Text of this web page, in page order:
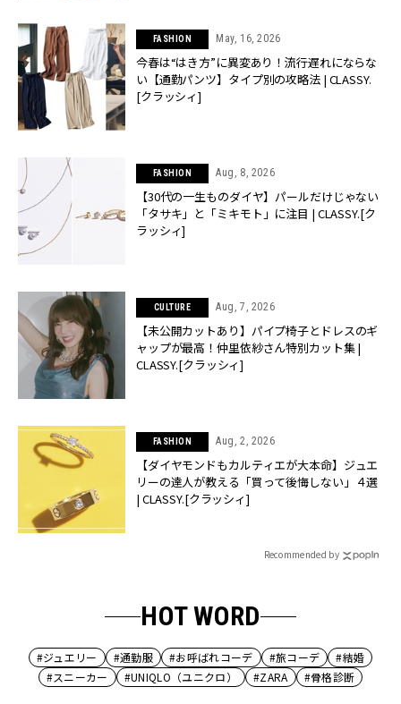
FASHION May, 16, 2026
今春は“はき方”に異変あり！流行遅れにならな
い【通勤パンツ】タイプ別の攻略法 | CLASSY.
[クラッシィ]
FASHION Aug, 8, 2026
【30代の一生ものダイヤ】パールだけじゃない
「タサキ」と「ミキモト」に注目 | CLASSY.[ク
ラッシィ]
CULTURE Aug, 7, 2026
【未公開カットあり】パイプ椅子とドレスのギ
ャップが最高！仲里依紗さん特別カット集 |
CLASSY.[クラッシィ]
FASHION Aug, 2, 2026
【ダイヤモンドもカルティエが大本命】ジュエ
リーの達人が教える「買って後悔しない」４選
| CLASSY.[クラッシィ]
Recommended by
HOT WORD
#ジュエリー #通勤服 #お呼ばれコーデ #旅コーデ
#結婚
#スニーカー
#UNIQLO（ユニクロ） #ZARA #骨格診断